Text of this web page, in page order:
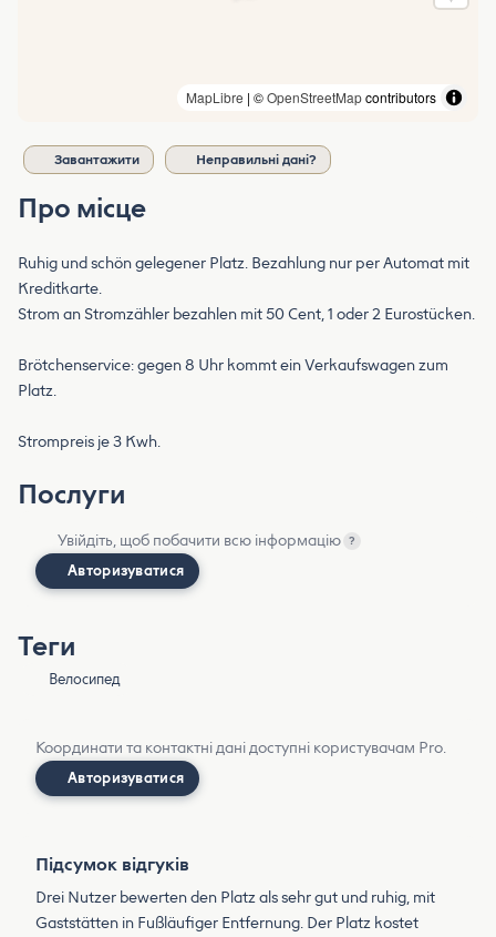
MapLibre | ©OpenStreetMapcontributors
Завантажити Неправильні дані?
Про місце
Ruhig und schön gelegener Platz. Bezahlung nur per Automat mit
Kreditkarte.
Strom an Stromzähler bezahlen mit 50 Cent, 1 oder 2 Eurostücken.
Brötchenservice: gegen 8 Uhr kommt ein Verkaufswagen zum
Platz.
Strompreis je 3 Kwh.
Послуги
Увійдіть, щоб побачити всю інформацію ?
Авторизуватися
Теги
Велосипед
Координати та контактні дані доступні користувачам Pro.
Авторизуватися
Підсумок відгуків
Drei Nutzer bewerten den Platz als sehr gut und ruhig, mit
Gaststätten in Fußläufiger Entfernung. Der Platz kostet